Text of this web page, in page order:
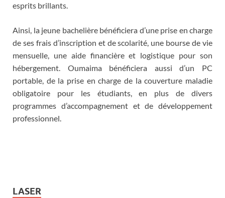
esprits brillants.
Ainsi, la jeune bachelière bénéficiera d’une prise en charge
de ses frais d’inscription et de scolarité, une bourse de vie
mensuelle, une aide financière et logistique pour son
hébergement. Oumaima bénéficiera aussi d’un PC
portable, de la prise en charge de la couverture maladie
obligatoire pour les étudiants, en plus de divers
programmes d’accompagnement et de développement
professionnel.
LASER